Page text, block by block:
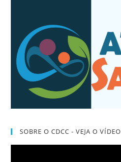
SOBRE O CDCC - VEJA O VÍDEO